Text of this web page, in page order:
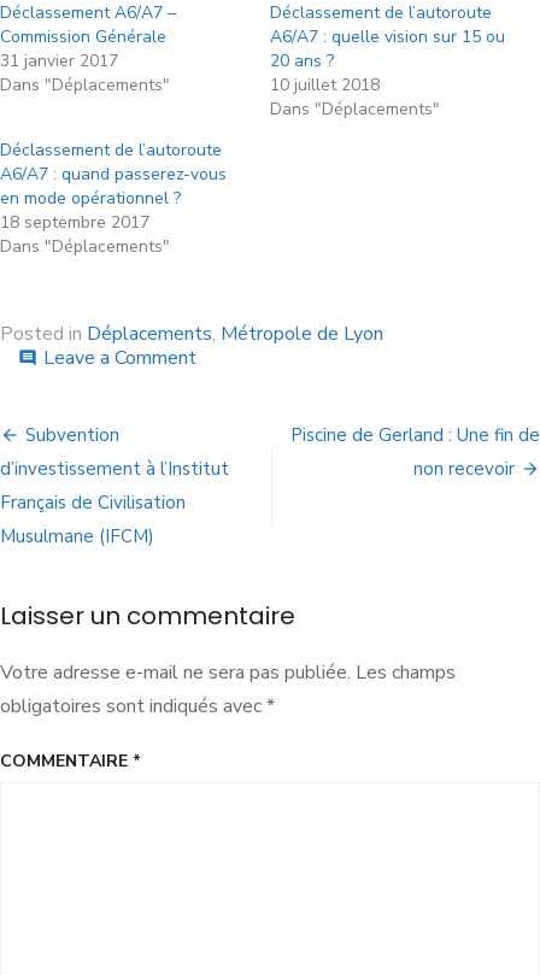
Déclassement A6/A7 –
Commission Générale
31 janvier 2017
Dans "Déplacements"
Déclassement de l’autoroute
A6/A7 : quelle vision sur 15 ou
20 ans ?
10 juillet 2018
Dans "Déplacements"
Déclassement de l’autoroute
A6/A7 : quand passerez-vous
en mode opérationnel ?
18 septembre 2017
Dans "Déplacements"
Posted in Déplacements, Métropole de Lyon
comment Leave a Comment
Subvention
d’investissement à l’Institut
Français de Civilisation
Musulmane (IFCM)
Piscine de Gerland : Une fin de
non recevoir
Laisser un commentaire
Votre adresse e-mail ne sera pas publiée. Les champs
obligatoires sont indiqués avec*
COMMENTAIRE *